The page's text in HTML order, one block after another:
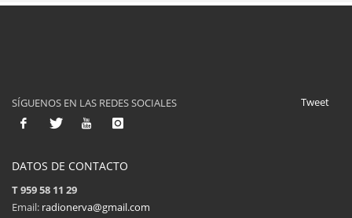
Tweet
SÍGUENOS EN LAS REDES SOCIALES
DATOS DE CONTACTO
T 959 58 11 29
Email: radionerva@gmail.com